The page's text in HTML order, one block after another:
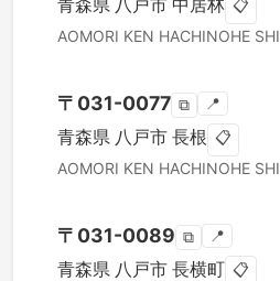
青森県 八戸市 中居林 📋
AOMORI KEN HACHINOHE SHI
〒 031-0077 ⧉ 📍
青森県 八戸市 長根 📋
AOMORI KEN HACHINOHE SHI
〒 031-0089 ⧉ 📍
青森県 八戸市 長横町 📋